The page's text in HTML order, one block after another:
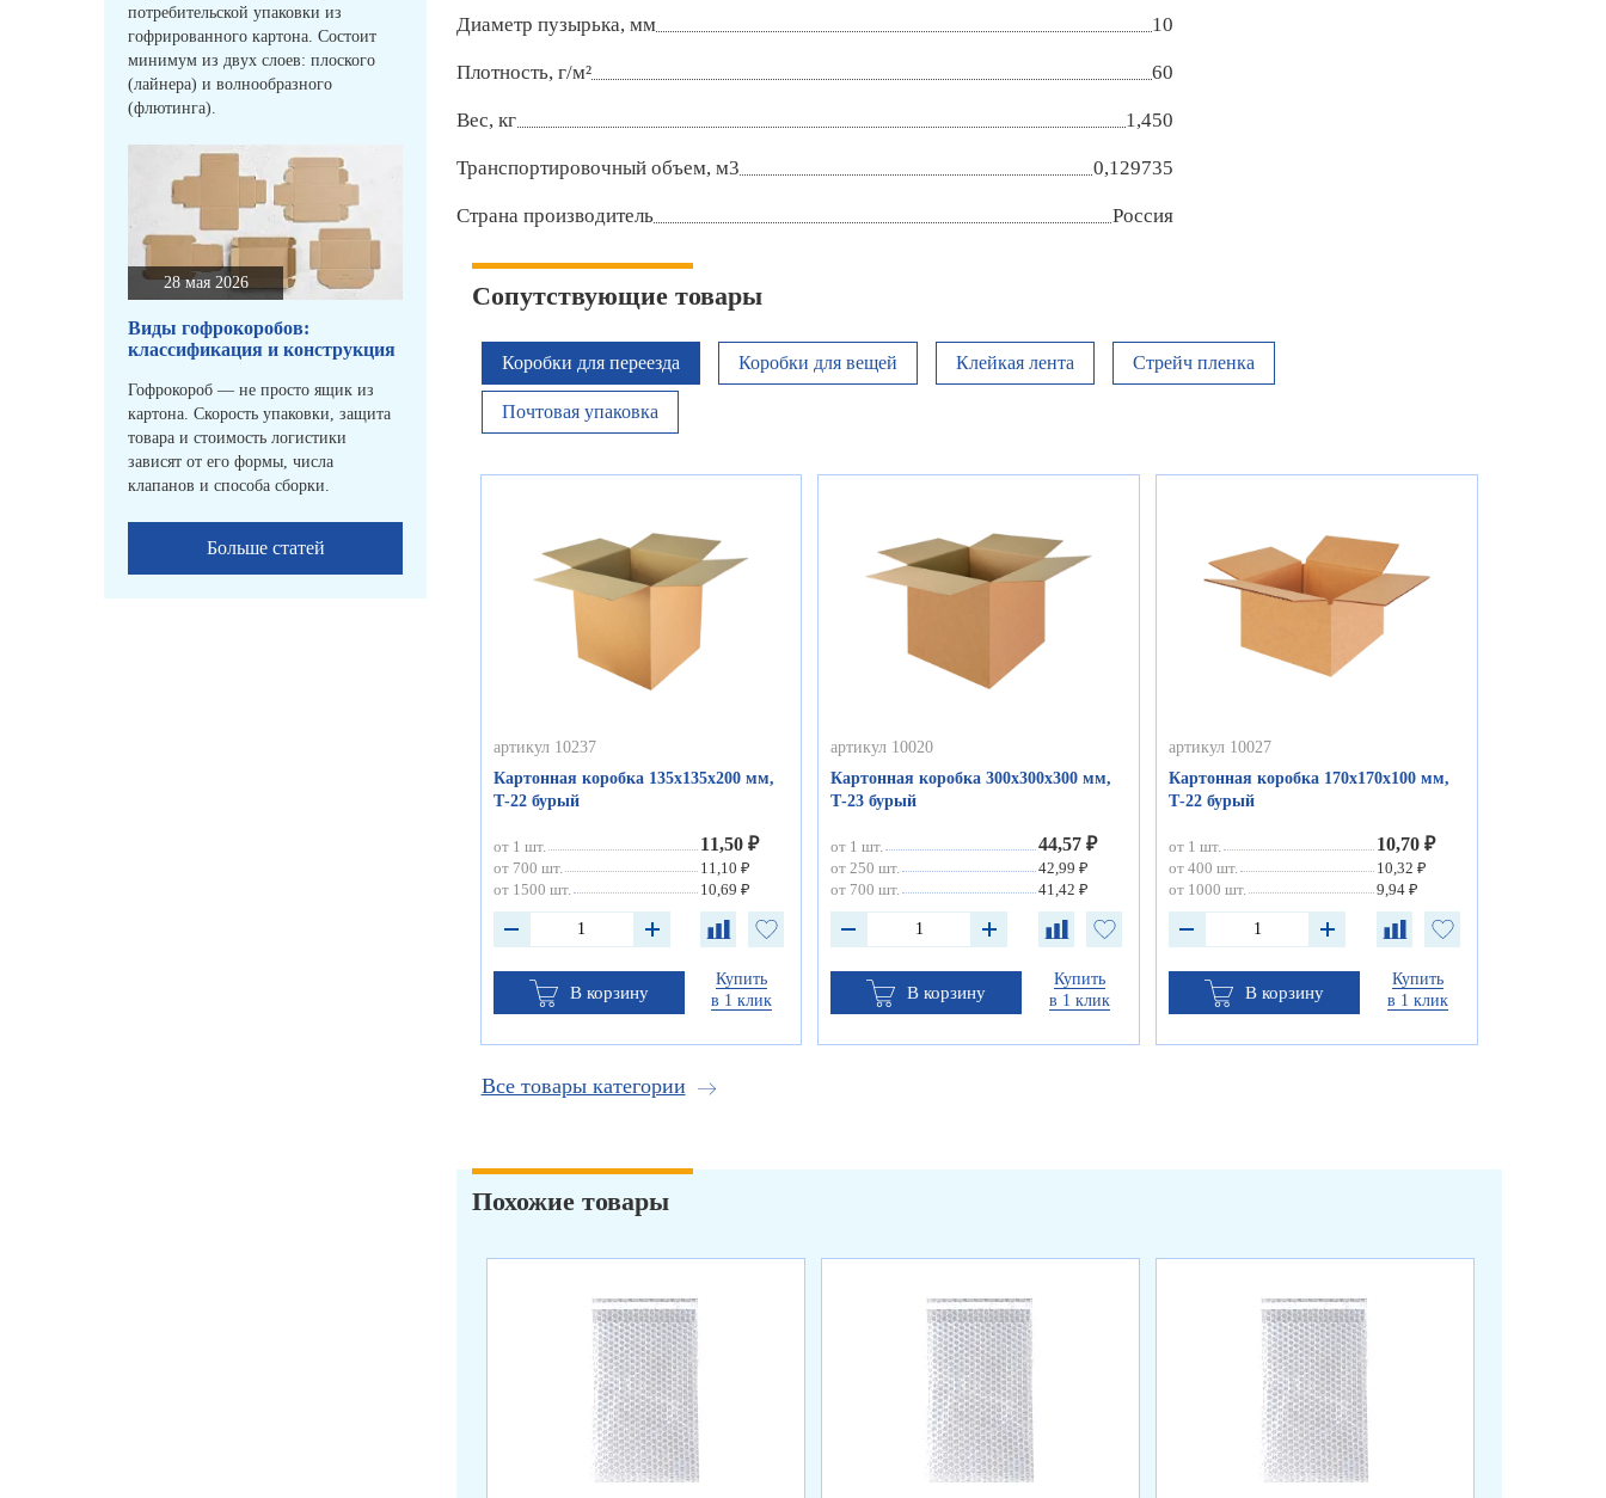
потребительской упаковки из
гофрированного картона. Состоит
минимум из двух слоев: плоского
(лайнера) и волнообразного
(флютинга).
28 мая 2026
Виды гофрокоробов:
классификация и конструкция
Гофрокороб — не просто ящик из
картона. Скорость упаковки, защита
товара и стоимость логистики
зависят от его формы, числа
клапанов и способа сборки.
Больше статей
Диаметр пузырька, мм 10
Плотность, г/м² 60
Вес, кг 1,450
Транспортировочный объем, м3 0,129735
Страна производитель Россия
Сопутствующие товары
Коробки для переезда Коробки для вещей Клейкая лента Стрейч пленка
Почтовая упаковка
артикул 10237
Картонная коробка 135х135х200 мм,
Т-22 бурый
от 1 шт. 11,50 ₽
от 700 шт.
11,10 ₽
от 1500 шт.
10,69 ₽
В корзину
Купить
в 1 клик
артикул 10020
Картонная коробка 300х300х300 мм,
Т-23 бурый
от 1 шт. 44,57 ₽
от 250 шт.
42,99 ₽
от 700 шт.
41,42 ₽
В корзину
Купить
в 1 клик
артикул 10027
Картонная коробка 170х170х100 мм,
Т-22 бурый
от 1 шт. 10,70 ₽
от 400 шт.
10,32 ₽
от 1000 шт.
9,94 ₽
В корзину
Купить
в 1 клик
Все товары категории
Похожие товары